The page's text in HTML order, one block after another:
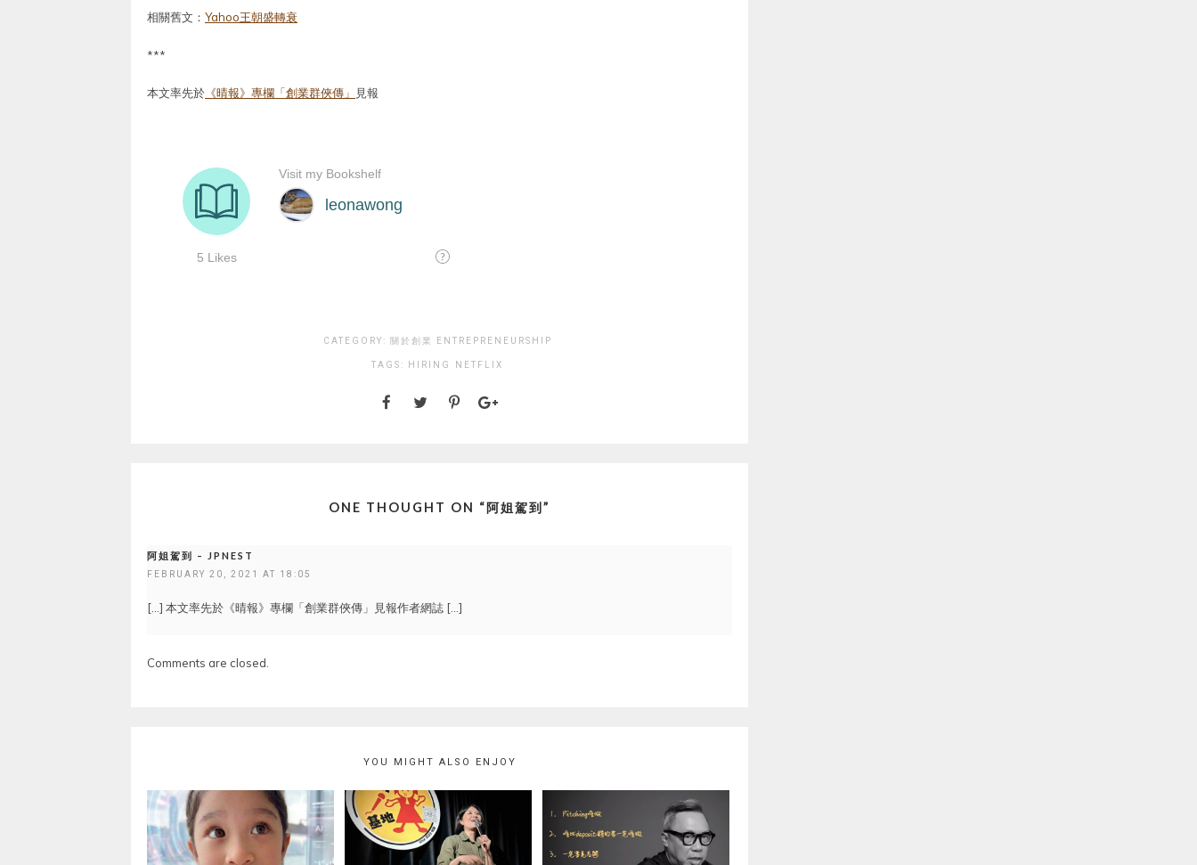
相關舊文： Yahoo王朝盛轉衰
***
本文率先於 《晴報》專欄「創業群俠傳」 見報
CATEGORY: 關於創業 ENTREPRENEURSHIP
TAGS: HIRING NETFLIX
ONE THOUGHT ON “阿姐駕到”
阿姐駕到 – JPNEST
FEBRUARY 20, 2021 AT 18:05
[…] 本文率先於《晴報》專欄「創業群俠傳」見報作者網誌 […]
Comments are closed.
YOU MIGHT ALSO ENJOY